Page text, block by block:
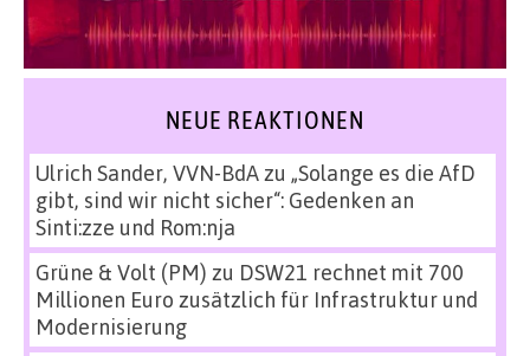
NEUE REAKTIONEN
Ulrich Sander, VVN-BdAzu „Solange es die AfD
gibt, sind wir nicht sicher“: Gedenken an
Sinti:zze und Rom:nja
Grüne & Volt (PM) zu DSW21 rechnet mit 700
Millionen Euro zusätzlich für Infrastruktur und
Modernisierung